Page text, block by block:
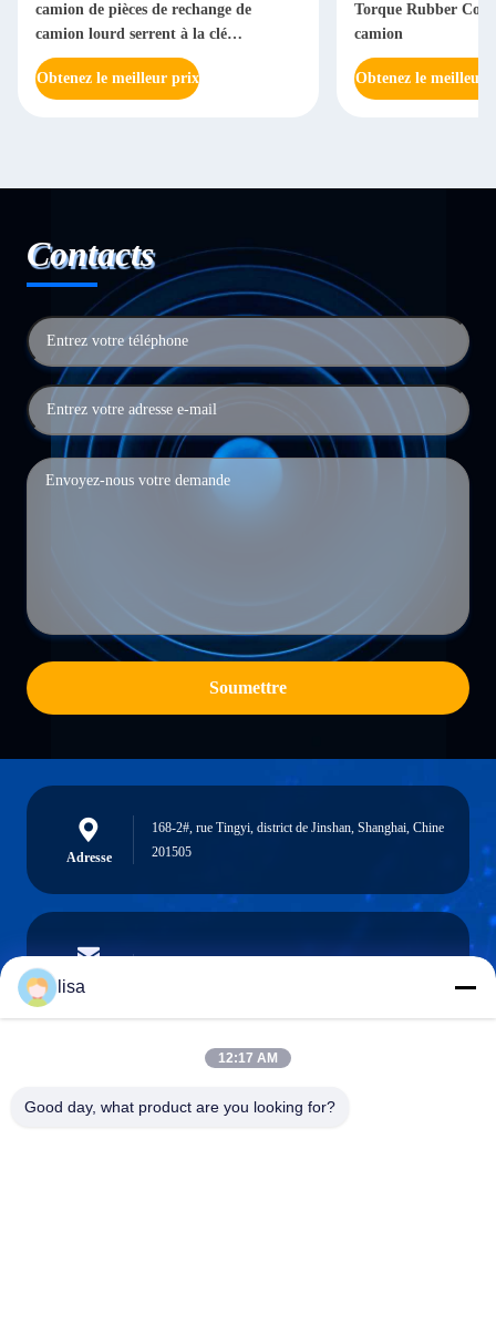
camion de pièces de rechange de
camion lourd serrent à la clé
dynamométrique Rod Bushing
Obtenez le meilleur prix
Torque Rubber Core
camion
Obtenez le meilleur
Contacts
Soumettre
Adresse
168-2#, rue Tingyi, district de Jinshan, Shanghai, Chine
201505
E-mail
Téléphone
lisa
12:17 AM
Good day, what product are you looking for?